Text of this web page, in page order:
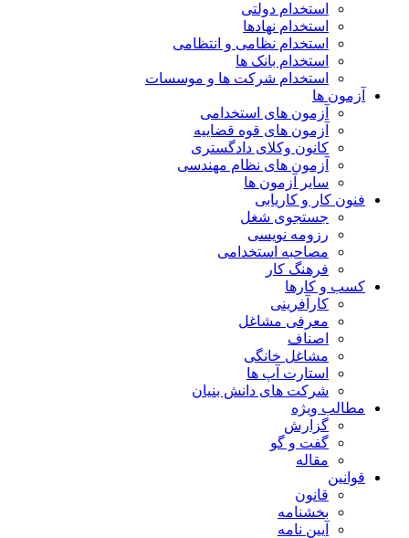
استخدام دولتی
استخدام نهادها
استخدام نظامی و انتظامی
استخدام بانک ها
استخدام شرکت ها و موسسات
آزمون ها
آزمون های استخدامی
آزمون های قوه قضاییه
کانون وکلای دادگستری
آزمون های نظام مهندسی
سایر آزمون ها
فنون کار و کاریابی
جستجوی شغل
رزومه نویسی
مصاحبه استخدامی
فرهنگ کار
کسب و کارها
کارآفرینی
معرفی مشاغل
اصناف
مشاغل خانگی
استارت آپ ها
شرکت های دانش بنیان
مطالب ویژه
گزارش
گفت و گو
مقاله
قوانین
قانون
بخشنامه
آیین نامه